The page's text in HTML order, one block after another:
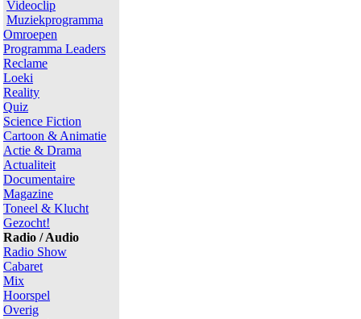
Videoclip
Muziekprogramma
Omroepen
Programma Leaders
Reclame
Loeki
Reality
Quiz
Science Fiction
Cartoon & Animatie
Actie & Drama
Actualiteit
Documentaire
Magazine
Toneel & Klucht
Gezocht!
Radio / Audio
Radio Show
Cabaret
Mix
Hoorspel
Overig